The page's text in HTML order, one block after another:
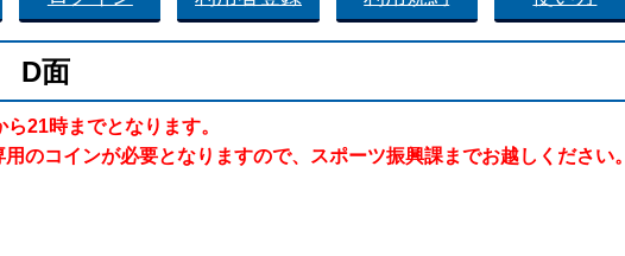
D面
21時までとなります。
のコインが必要となりますので、スポーツ振興課までお越しください。